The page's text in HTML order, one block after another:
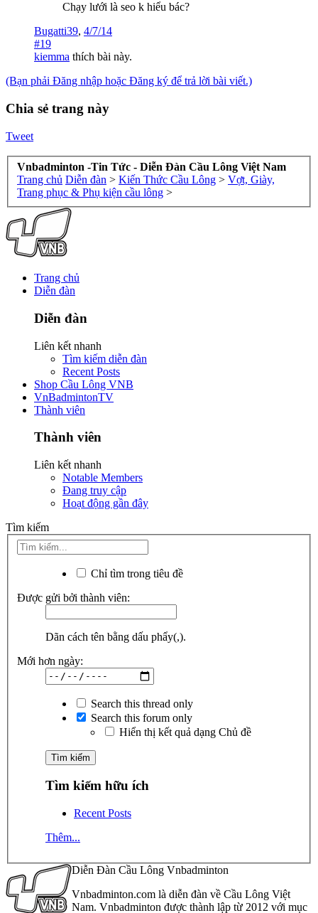
Chạy lưới là seo k hiểu bác?
Bugatti39, 4/7/14
#19
kiemma thích bài này.
(Bạn phải Đăng nhập hoặc Đăng ký để trả lời bài viết.)
Chia sẻ trang này
Tweet
Vnbadminton -Tin Tức - Diễn Đàn Cầu Lông Việt Nam
Trang chủ Diễn đàn > Kiến Thức Cầu Lông > Vợt, Giày,
Trang phục & Phụ kiện cầu lông >
Trang chủ
Diễn đàn
Diễn đàn
Liên kết nhanh
Tìm kiếm diễn đàn
Recent Posts
Shop Cầu Lông VNB
VnBadmintonTV
Thành viên
Thành viên
Liên kết nhanh
Notable Members
Đang truy cập
Hoạt động gần đây
Tìm kiếm
Chỉ tìm trong tiêu đề
Được gửi bởi thành viên:
Dãn cách tên bằng dấu phẩy(,).
Mới hơn ngày:
Search this thread only
Search this forum only
Hiển thị kết quả dạng Chủ đề
Tìm kiếm hữu ích
Recent Posts
Thêm...
Diễn Đàn Cầu Lông Vnbadminton
Vnbadminton.com là diễn đàn về Cầu Lông Việt
Nam. Vnbadminton được thành lập từ 2012 với mục